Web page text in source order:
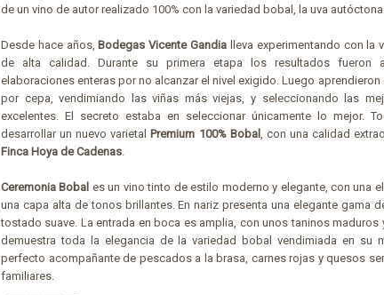
de un vino de autor realizado 100% con la variedad bobal, la uva
Desde hace años, Bodegas Vicente Gandia lleva experimentando con la
de alta calidad. Durante su primera etapa los resultados fueron
elaboraciones enteras por no alcanzar el nivel exigido. Luego
por cepa, vendimiando las viñas más viejas, y seleccionando las
excelentes. El secreto estaba en seleccionar únicamente lo mejor.
desarrollar un nuevo varietal Premium 100% Bobal , con una calidad
Finca Hoya de Cadenas.
Ceremonia Bobal es un vino tinto de estilo moderno y elegante, con una
una capa alta de tonos brillantes. En nariz presenta una elegante gama
tostado suave. La entrada en boca es amplia, con unos taninos
demuestra toda la elegancia de la variedad bobal vendimiada en su
perfecto acompañante de pescados a la brasa, carnes rojas y quesos
familiares.